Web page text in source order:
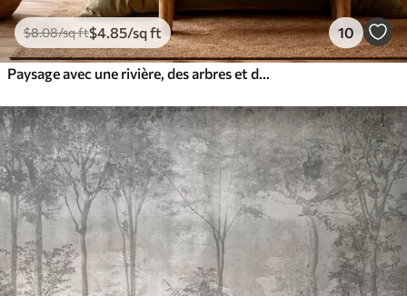
$8.08/sq ft$4.85/sq ft 10
Paysage avec une rivière, des arbres et des collines au loin